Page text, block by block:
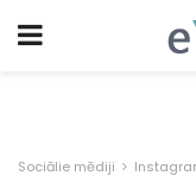
Sociālie mēdiji